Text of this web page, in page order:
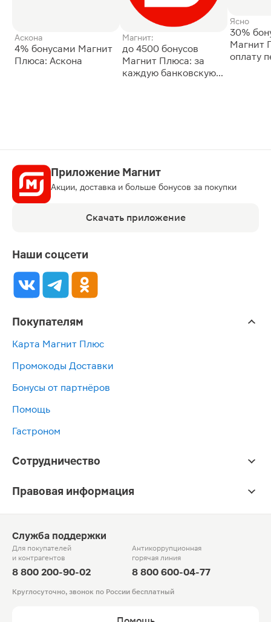
Аскона
4% бонусами Магнит
Плюса: Аскона
Магнит:
до 4500 бонусов
Магнит Плюса: за
каждую банковскую
Ясно
30%
Магнит
оплату
Приложение Магнит
Акции, доставка и больше бонусов за покупки
Скачать приложение
Наши соцсети
Покупателям
Карта Магнит Плюс
Промокоды Доставки
Бонусы от партнёров
Помощь
Гастроном
Сотрудничество
Правовая информация
Служба поддержки
Для покупателей
и контрагентов
8 800 200-90-02
Антикоррупционная
горячая линия
8 800 600-04-77
Круглосуточно, звонок по России бесплатный